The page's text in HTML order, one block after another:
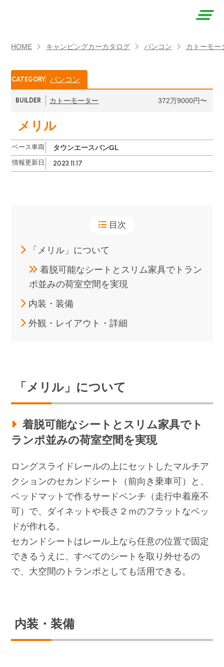
（オート
キャン
パー）
HOME キャンピングカーカタログ バンコン カトーモー
CATEGORY バンコン
BUILDER カトーモーター 372万9000円〜
メリル
ベース車両 タウンエースバンGL
情報更新日 2023.11.17
目次
「メリル」について
着脱可能なシートとスリム家具でトラン
ポ並みの荷室空間を実現
内装・装備
外観・レイアウト・詳細
「メリル」について
着脱可能なシートとスリム家具でト
ランポ並みの荷室空間を実現
ロングスライドレールの上にセットしたマルチア
クションのセカンドシート（前向き乗車可）と、
ベッドマットで作るサードベンチ（走行中着座不
可）で、ダイネットや長さ２ｍのフラットなベッ
ドが作れる。
セカンドシートはレール上なら任意の位置で固定
できるうえに、すべてのシートを取り外せるの
で、大空間のトランポとしても活用できる。
内装・装備